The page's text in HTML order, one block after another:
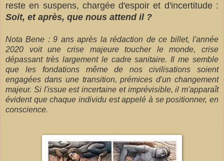
reste en suspens, chargée d'espoir et d'incertitude :
Soit, et après, que nous attend il ?
Nota Bene : 9 ans après la rédaction de ce billet, l'année
2020 voit une crise majeure toucher le monde, crise
dépassant très largement le cadre sanitaire. Il me semble
que les fondations même de nos civilisations soient
engagées dans une transition, prémices d'un changement
majeur. Si l'issue est incertaine et imprévisible, il m'apparaît
évident que chaque individu est appelé à se positionner, en
conscience.